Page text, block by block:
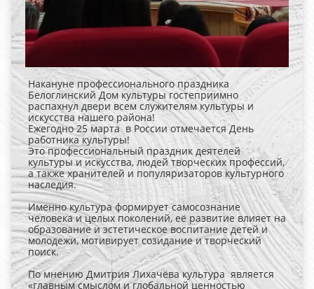
Накануне профессионального праздника
Белоглинский Дом культуры гостеприимно
распахнул двери всем служителям культуры и
искусства нашего района!
Ежегодно 25 марта в России отмечается День
работника культуры!
Это профессиональный праздник деятелей
культуры и искусства, людей творческих профессий,
а также хранителей и популяризаторов культурного
наследия.
Именно культура формирует самосознание
человека и целых поколений, её развитие влияет на
образование и эстетическое воспитание детей и
молодежи, мотивирует созидание и творческий
поиск.
По мнению Дмитрия Лихачёва культура является
«главным смыслом и глобальной ценностью